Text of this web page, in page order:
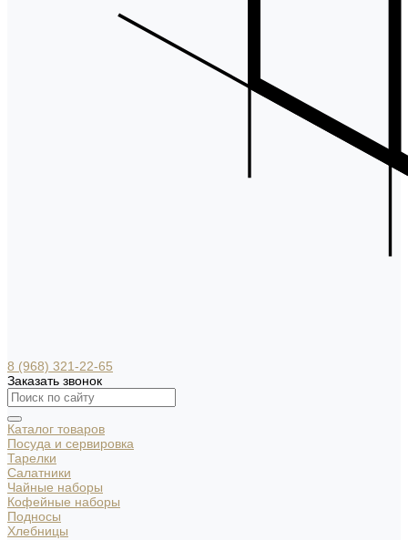
8 (968) 321-22-65
Заказать звонок
Каталог товаров
Посуда и сервировка
Тарелки
Салатники
Чайные наборы
Кофейные наборы
Подносы
Хлебницы